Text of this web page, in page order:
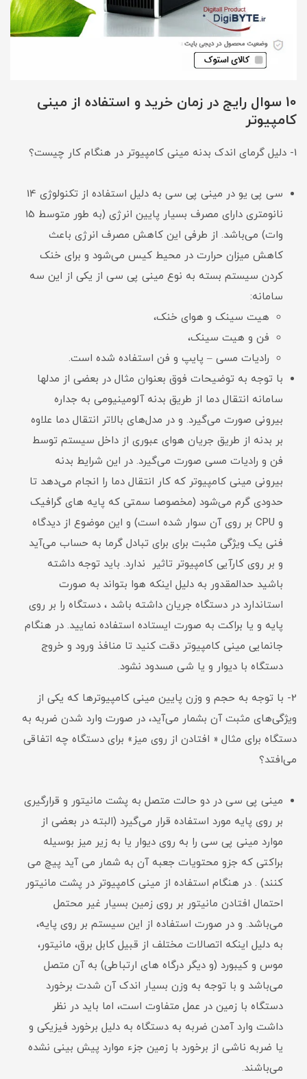
10 سوال رایج در زمان خرید و استفاده از مینی
کامپیوتر
1- دلیل گرمای اندک بدنه مینی کامپیوتر در هنگام کار چیست؟
سی پی یو در مینی پی سی به دلیل استفاده از تکنولوژی 14
نانومتری دارای مصرف بسیار پایین انرژی (به طور متوسط 15
وات) می‌باشد. از طرفی این کاهش مصرف انرژی باعث
کاهش میزان حرارت در محیط کیس می‌شود و برای خنک
کردن سیستم بسته به نوع مینی پی سی از یکی از این سه
سامانه:
هیت سینک و هوای خنک،
فن و هیت سینک،
رادیات مسی – پایپ و فن استفاده شده است.
با توجه به توضیحات فوق بعنوان مثال در بعضی از مدلها
سامانه انتقال دما از طریق بدنه آلومینیومی به جداره
بیرونی صورت می‌گیرد. و در مدل‌های بالاتر انتقال دما علاوه
بر بدنه از طریق جریان هوای عبوری از داخل سیستم توسط
فن و رادیات مسی صورت می‌گیرد. در این شرایط بدنه
بیرونی مینی کامپیوتر که کار انتقال دما را انجام می‌دهد تا
حدودی گرم می‌شود (مخصوصا سمتی که پایه های گرافیک
و CPU بر روی آن سوار شده است) و این موضوع از دیدگاه
فنی یک ویژگی مثبت برای برای تبادل گرما به حساب می‌آید
و بر روی کارآیی کامپیوتر تاثیر ندارد. باید توجه داشته
باشید حدالمقدور به دلیل اینکه هوا بتواند به صورت
استاندارد در دستگاه جریان داشته باشد ، دستگاه را بر روی
پایه و یا براکت به صورت ایستاده استفاده نمایید. در هنگام
جانمایی مینی کامپیوتر دقت کنید تا منافذ ورود و خروج
دستگاه با دیوار و یا شی مسدود نشود.
2- با توجه به حجم و وزن پایین مینی کامپیوترها که یکی از
وی‍ژگی‌های مثبت آن بشمار می‌آید، در صورت وارد شدن ضربه به
دستگاه برای مثال « افتادن از روی میز» برای دستگاه چه اتفاقی
می‌افتد؟
مینی پی سی در دو حالت متصل به پشت مانیتور و قرارگیری
بر روی پایه مورد استفاده قرار می‌گیرد (البته در بعضی از
موارد مینی پی سی را به روی دیوار یا به زیر میز بوسیله
براکتی که جزو محتویات جعبه آن به شمار می آید پیچ می
کنند) . در هنگام استفاده از مینی کامپیوتر در پشت مانیتور
احتمال افتادن مانیتور بر روی زمین بسیار غیر محتمل
می‌باشد. و در صورت استفاده از این سیستم بر روی پایه،
به دلیل اینکه اتصالات مختلف از قبیل کابل برق، مانیتور،
موس و کیبورد (و دیگر درگاه های ارتباطی) به آن متصل
می‌باشد و با توجه به وزن بسیار اندک آن شدت برخورد
دستگاه با زمین در عمل متفاوت است‌، اما باید در نظر
داشت وارد آمدن ضربه به دستگاه به دلیل برخورد فیزیکی و
یا ضربه ناشی از برخورد با زمین جزء موارد پیش بینی نشده
می‌باشند.